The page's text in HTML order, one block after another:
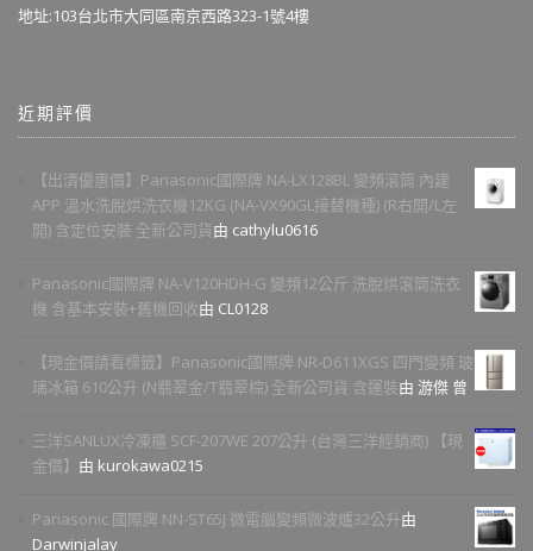
地址:103台北市大同區南京西路323-1號4樓
近期評價
【出清優惠價】Panasonic國際牌 NA-LX128BL 變頻滾筒 內建
APP 溫水洗脫烘洗衣機12KG (NA-VX90GL接替機種) (R右開/L左
開) 含定位安裝 全新公司貨由 cathylu0616
Panasonic國際牌 NA-V120HDH-G 變頻12公斤 洗脫烘滾筒洗衣
機 含基本安裝+舊機回收由 CL0128
【現金價請看標籤】Panasonic國際牌 NR-D611XGS 四門變頻 玻
璃冰箱 610公升 (N翡翠金/T翡翠棕) 全新公司貨 含運裝由 游傑 曾
三洋SANLUX冷凍櫃 SCF-207WE 207公升 (台灣三洋經銷商) 【現
金價】 由 kurokawa0215
Panasonic 國際牌 NN-ST65J 微電腦變頻微波爐32公升由
Darwinjalay